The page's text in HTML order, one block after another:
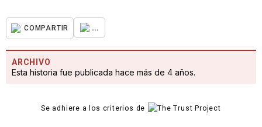
COMPARTIR ...
ARCHIVO
Esta historia fue publicada hace más de 4 años.
Se adhiere a los criterios de